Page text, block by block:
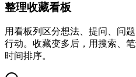
整理收藏看板
用看板列区分想法、提问、问
行动。收藏变多后，用搜索、
时间排序。